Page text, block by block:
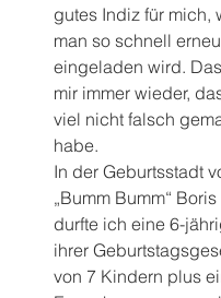
gutes Indiz für mich,
man so schnell
eingeladen wird.
mir immer wieder,
viel nicht falsch
habe.
In der Geburtsstadt
„Bumm Bumm“
durfte ich eine 6-
ihrer
von 7 Kindern plus